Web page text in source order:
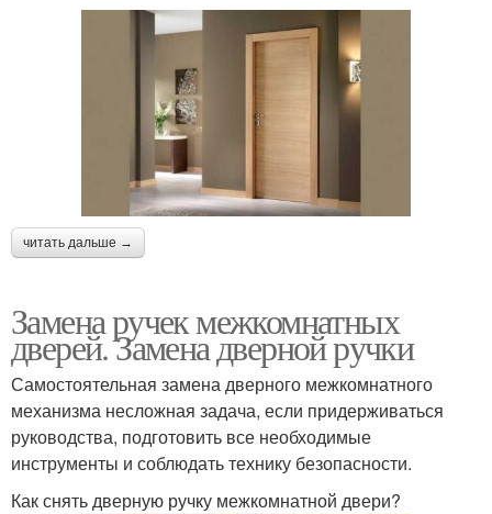
читать дальше →
Замена ручек межкомнатных
дверей. Замена дверной ручки
Самостоятельная замена дверного межкомнатного
механизма несложная задача, если придерживаться
руководства, подготовить все необходимые
инструменты и соблюдать технику безопасности.
Как снять дверную ручку межкомнатной двери?